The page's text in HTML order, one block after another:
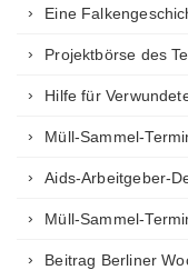
Eine
Projektbörse des
Hilfe für
Müll-Sammel-
Aids-Arbeitgeber-
Müll-Sammel-
Beitrag Berliner